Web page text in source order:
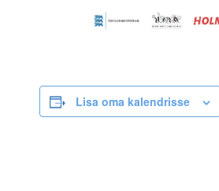
Lisa oma kalendrisse